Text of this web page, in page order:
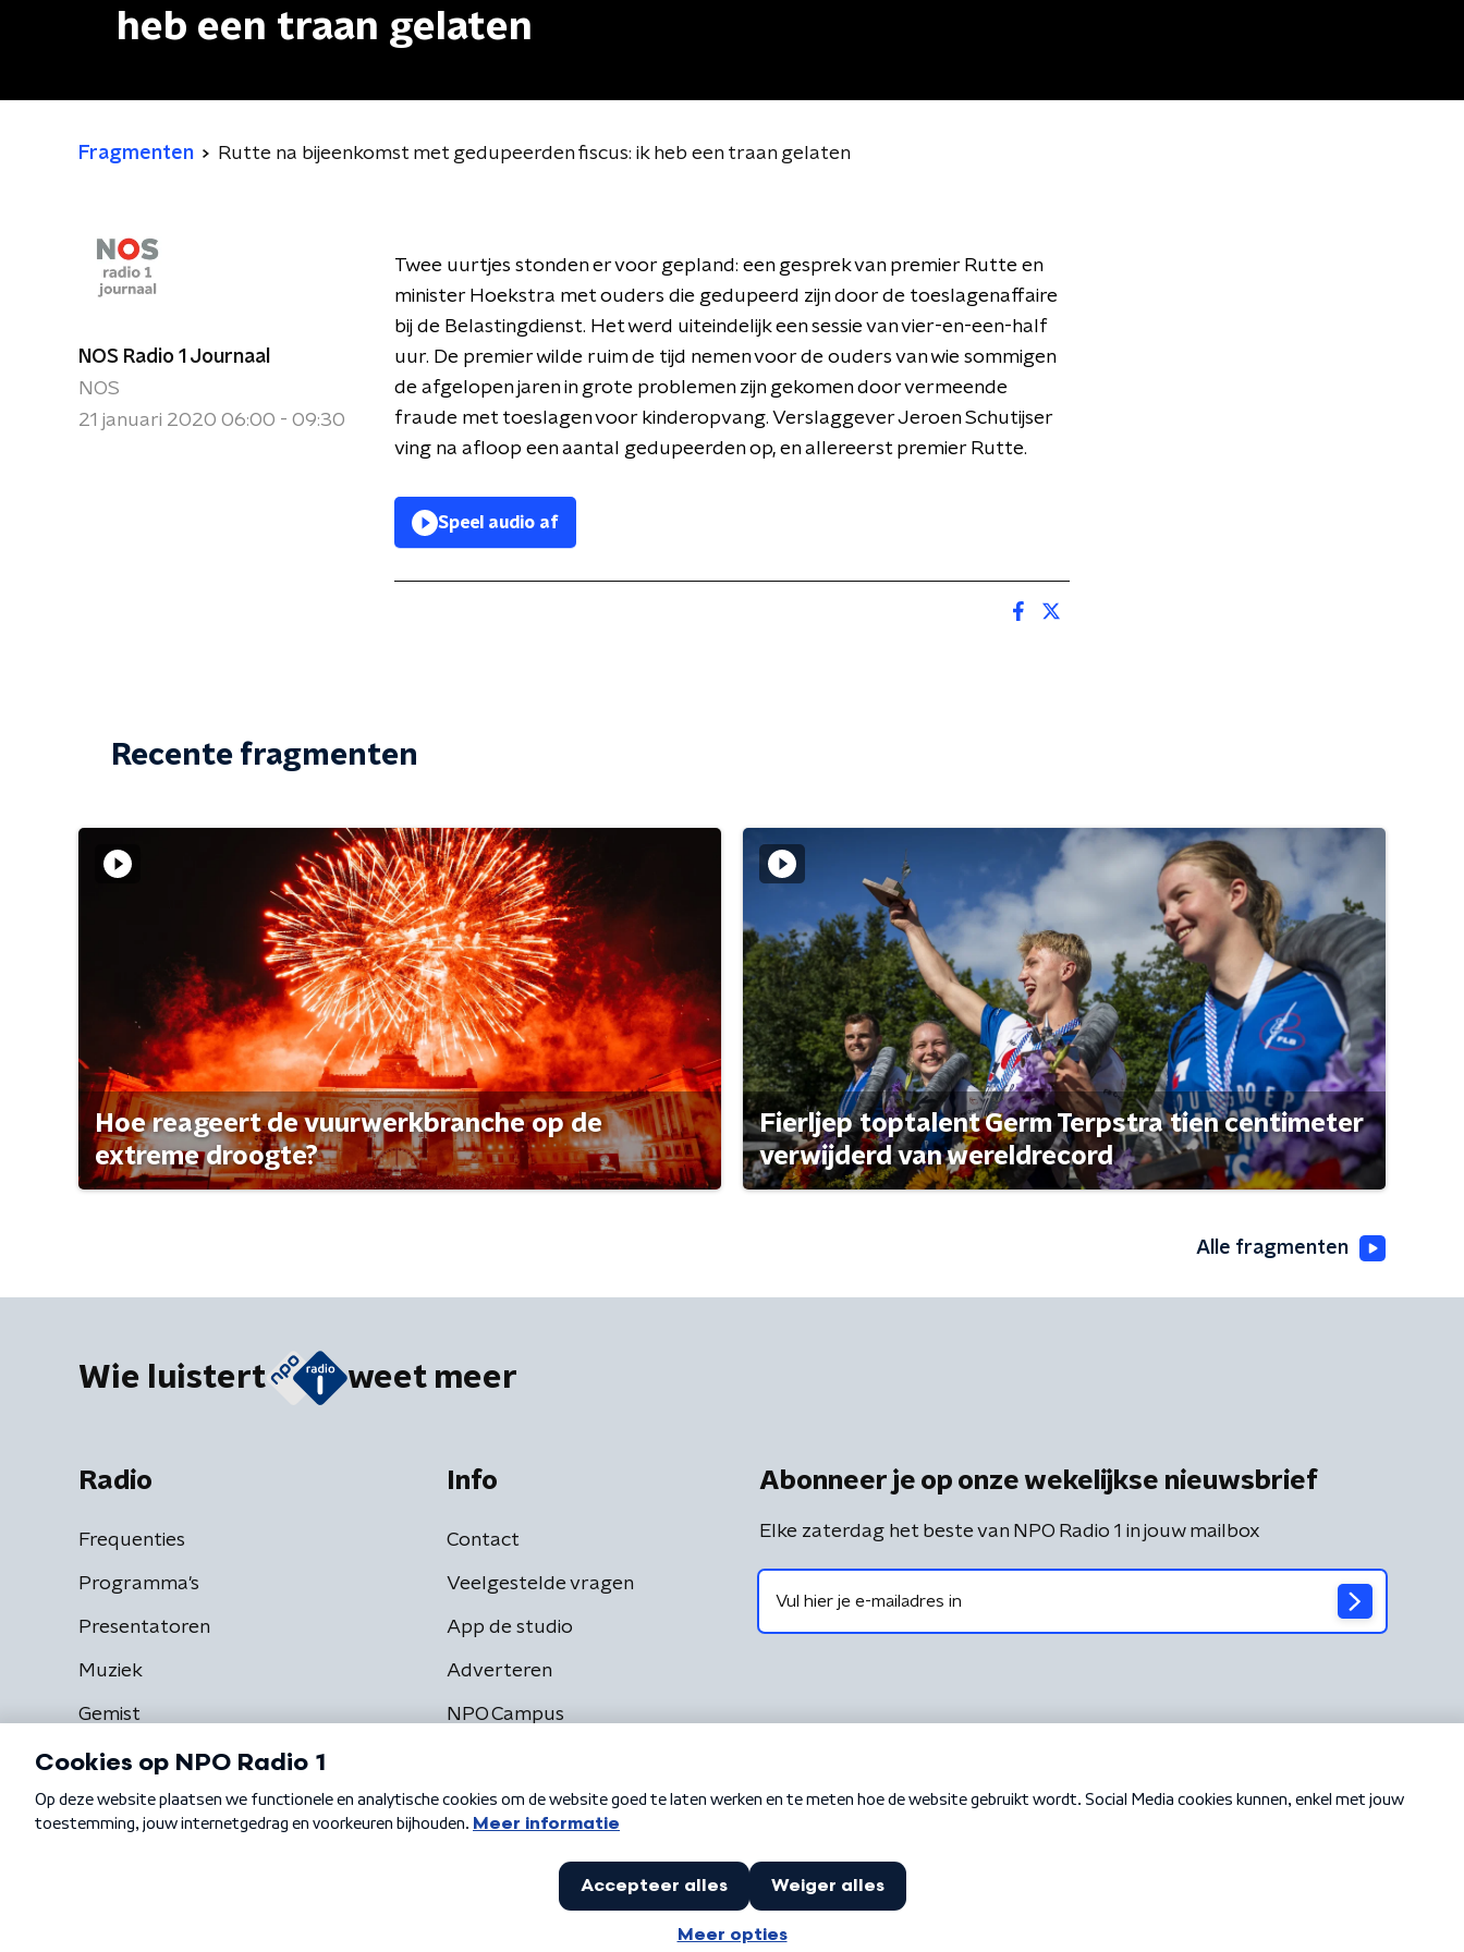
heb een traan gelaten
Fragmenten Rutte na bijeenkomst met gedupeerden fiscus: ik heb een traan gelaten
NOS Radio 1 Journaal
NOS
21 januari 2020 06:00 - 09:30
Twee uurtjes stonden er voor gepland: een gesprek van premier Rutte en
minister Hoekstra met ouders die gedupeerd zijn door de toeslagenaffaire
bij de Belastingdienst. Het werd uiteindelijk een sessie van vier-en-een-half
uur. De premier wilde ruim de tijd nemen voor de ouders van wie sommigen
de afgelopen jaren in grote problemen zijn gekomen door vermeende
fraude met toeslagen voor kinderopvang. Verslaggever Jeroen Schutijser
ving na afloop een aantal gedupeerden op, en allereerst premier Rutte.
Speel audio af
Recente fragmenten
Hoe reageert de vuurwerkbranche op de
extreme droogte?
Fierljep toptalent Germ Terpstra tien centimeter
verwijderd van wereldrecord
Alle fragmenten
Wie luistert weet meer
Radio
Frequenties
Programma's
Presentatoren
Muziek
Gemist
Info
Contact
Veelgestelde vragen
App de studio
Adverteren
NPO Campus
Abonneer je op onze wekelijkse nieuwsbrief
Elke zaterdag het beste van NPO Radio 1 in jouw mailbox
Algemene voorwaarden Privacybeleid